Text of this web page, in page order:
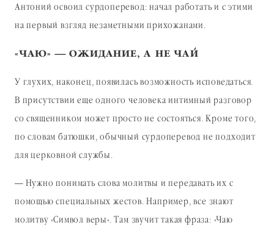
Антоний освоил сурдоперевод: начал работать и с этими
на первый взгляд незаметными прихожанами.
«ЧАЮ» — ОЖИДАНИЕ, А НЕ ЧАЙ
У глухих, наконец, появилась возможность исповедаться.
В присутствии еще одного человека интимный разговор
со священником может просто не состояться. Кроме того,
по словам батюшки, обычный сурдоперевод не подходит
для церковной службы.
— Нужно понимать слова молитвы и передавать их с
помощью специальных жестов. Например, все знают
молитву «Символ веры». Там звучит такая фраза: «Чаю